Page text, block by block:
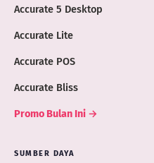
Accurate 5 Desktop
Accurate Lite
Accurate POS
Accurate Bliss
Promo Bulan Ini →
SUMBER DAYA